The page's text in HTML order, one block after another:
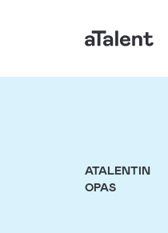
ATALENTIN
OPAS